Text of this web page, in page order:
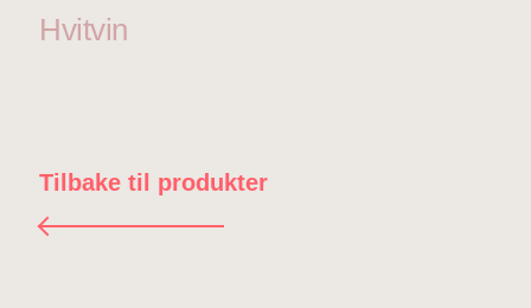
Hvitvin
Tilbake til produkter